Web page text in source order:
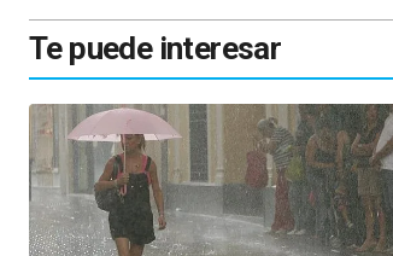
Te puede interesar